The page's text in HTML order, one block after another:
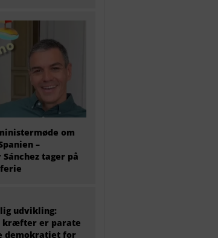
om
–
tager på
udvikling:
kræfter er parate
demokratiet for